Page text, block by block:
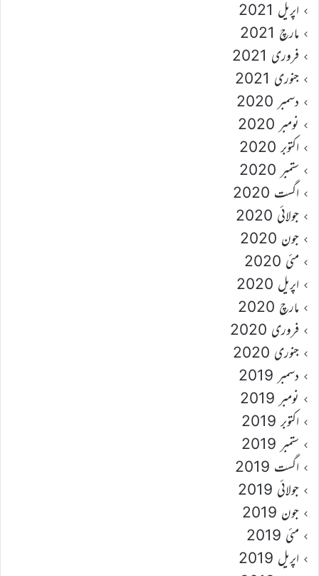
اپریل 2021
مارچ 2021
فروری 2021
جنوری 2021
دسمبر 2020
نومبر 2020
اکتوبر 2020
ستمبر 2020
اگست 2020
جولائی 2020
جون 2020
مئی 2020
اپریل 2020
مارچ 2020
فروری 2020
جنوری 2020
دسمبر 2019
نومبر 2019
اکتوبر 2019
ستمبر 2019
اگست 2019
جولائی 2019
جون 2019
مئی 2019
اپریل 2019